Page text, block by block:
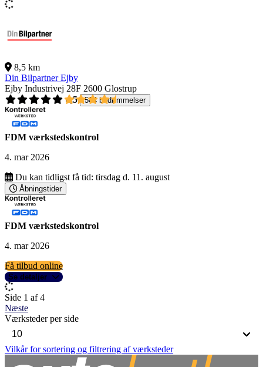
8,5 km
Din Bilpartner Ejby
Ejby Industrivej 28F 2600 Glostrup
4,5
504 bedømmelser
FDM værkstedskontrol
4. mar 2026
Du kan tidligst få tid: tirsdag d. 11. august
Åbningstider
FDM værkstedskontrol
4. mar 2026
Få tilbud online
Se detaljer
Side 1 af 4
Næste
Værksteder per side
Vilkår for sortering og filtrering af værksteder